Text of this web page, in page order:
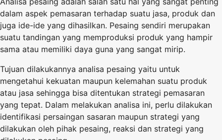
dalam aspek pemasaran terhadap suatu jasa, produk dan
juga ide-ide yang dihasilkan. Pesaing sendiri merupakan
suatu tandingan yang memproduksi produk yang hampir
sama atau memiliki daya guna yang sangat mirip.
Tujuan dilakukannya analisa pesaing yaitu untuk
mengetahui kekuatan maupun kelemahan suatu produk
atau jasa sehingga bisa ditentukan strategi pemasaran
yang tepat. Dalam melakukan analisa ini, perlu dilakukan
identifikasi persaingan sasaran maupun strategi yang
dilakukan oleh pihak pesaing, reaksi dan strategi yang